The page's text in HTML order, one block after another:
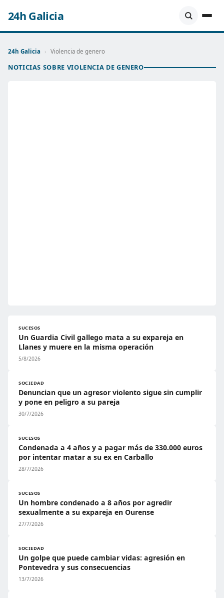
24h Galicia
24h Galicia › Violencia de genero
NOTICIAS SOBRE VIOLENCIA DE GENERO
SUCESOS
Un Guardia Civil gallego mata a su expareja en
Llanes y muere en la misma operación
5/8/2026
SOCIEDAD
Denuncian que un agresor violento sigue sin cumplir
y pone en peligro a su pareja
30/7/2026
SUCESOS
Condenada a 4 años y a pagar más de 330.000 euros
por intentar matar a su ex en Carballo
28/7/2026
SUCESOS
Un hombre condenado a 8 años por agredir
sexualmente a su expareja en Ourense
27/7/2026
SOCIEDAD
Un golpe que puede cambiar vidas: agresión en
Pontevedra y sus consecuencias
13/7/2026